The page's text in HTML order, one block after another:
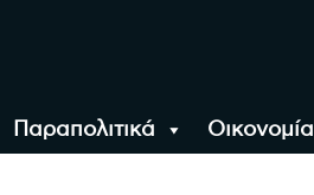
Παραπολιτικά Οικονομία